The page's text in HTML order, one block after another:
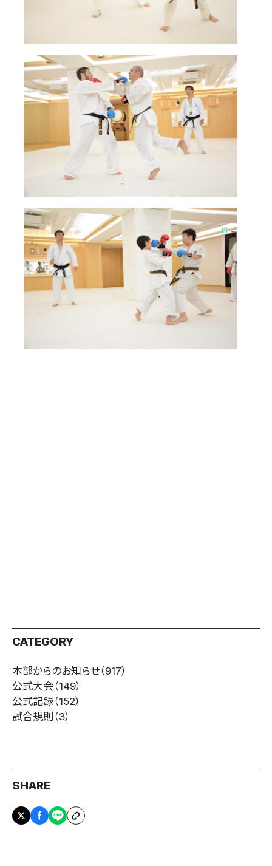
CATEGORY
本部からのお知らせ（917）
公式大会（149）
公式記録（152）
試合規則 （3）
SHARE